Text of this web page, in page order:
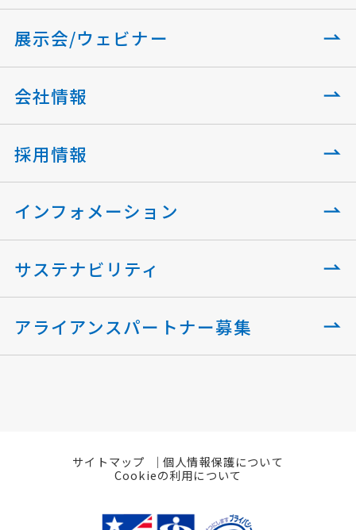
展示会/ウェビナー
会社情報
採用情報
インフォメーション
サステナビリティ
アライアンスパートナー募集
サイトマップ
個人情報保護について
Cookieの利用について